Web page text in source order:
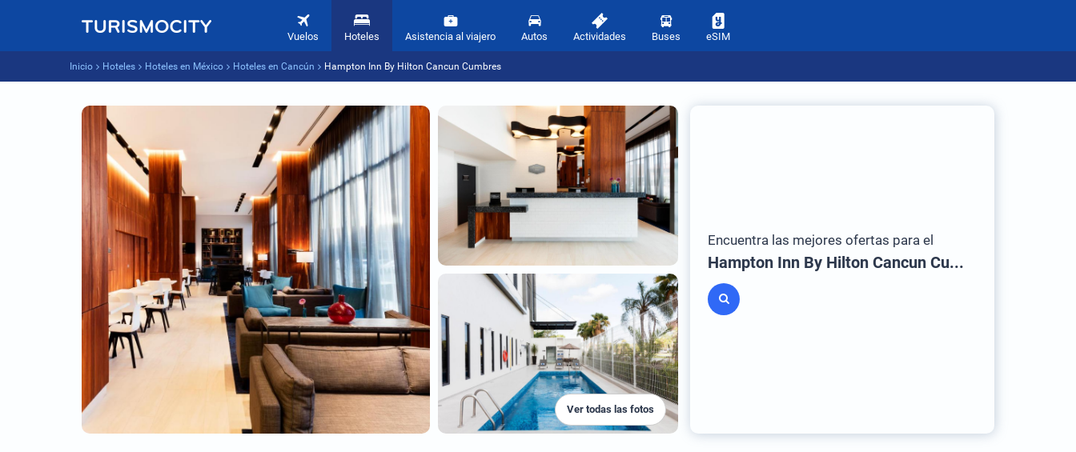
Vuelos Hoteles Asistencia al viajero Autos Actividades Buses eSIM
Inicio Hoteles Hoteles en México Hoteles en Cancún Hampton Inn By Hilton Cancun Cumbres
Ver todas las fotos
Encuentra las mejores ofertas para el
Hampton Inn By Hilton Cancun Cumbres